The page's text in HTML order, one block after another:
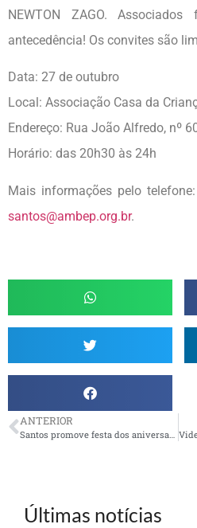
NEWTON ZAGO.
antecedência! Os convites são
Data: 27 de outubro
Local: Associação Casa da
Endereço: Rua João Alfredo, nº
Horário: das 20h30 às 24h
Mais informações pelo
santos@ambep.org.br.
ANTERIOR
Santos promove festa dos aniversariantes de julho, agosto e setembro
Últimas notícias